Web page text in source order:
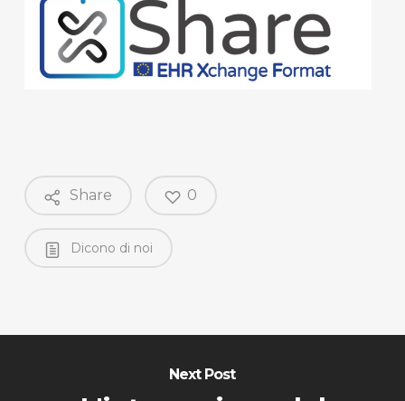
Share 0
Dicono di noi
Next Post